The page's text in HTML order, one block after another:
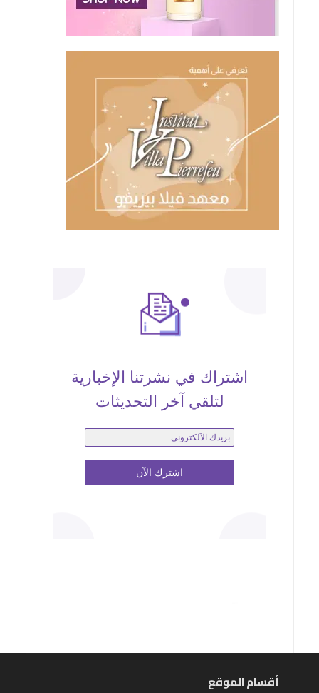
اشتراك في نشرتنا الإخبارية
لتلقي آخر التحديثات
أقسام الموقع